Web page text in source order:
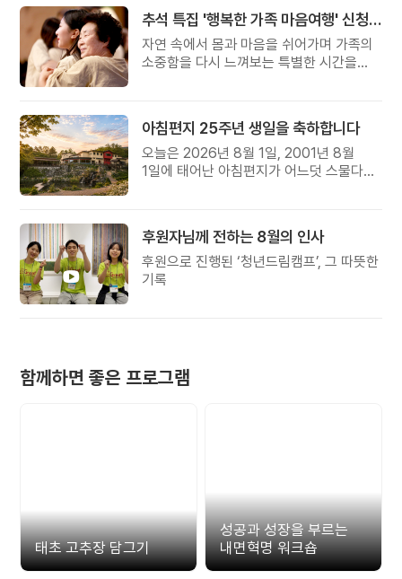
추석 특집 '행복한 가족 마음여행' 신청 안내
자연 속에서 몸과 마음을 쉬어가며 가족의
소중함을 다시 느껴보는 특별한 시간을
아침편지 25주년 생일을 축하합니다
오늘은 2026년 8월 1일, 2001년 8월
1일에 태어난 아침편지가 어느덧 스물다섯
후원자님께 전하는 8월의 인사
후원으로 진행된 ‘청년드림캠프’, 그 따뜻한
기록
함께하면 좋은 프로그램
태초 고추장 담그기
성공과 성장을 부르는
내면혁명 워크숍